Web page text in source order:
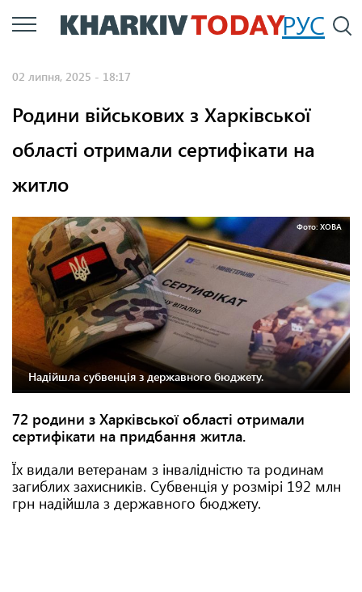
Перейти
до
РУС
02 липня, 2025 - 18:17
Родини військових з Харківської
області отримали сертифікати на
житло
Фото: ХОВА
Надійшла субвенція з державного бюджету.
72 родини з Харківської області отримали
сертифікати на придбання житла.
Їх видали ветеранам з інвалідністю та родинам
загиблих захисників. Субвенція у розмірі 192 млн
грн надійшла з державного бюджету.